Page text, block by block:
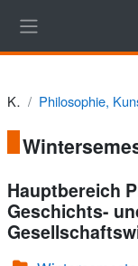
Kurse
Hauptbereich
Geschichts-